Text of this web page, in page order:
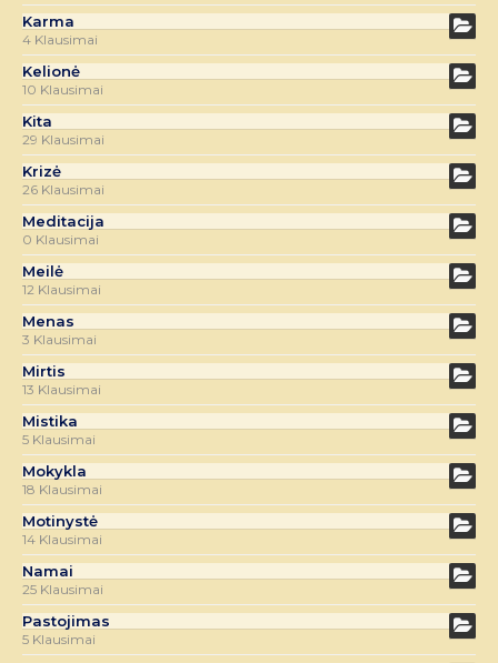
Karma
4 Klausimai
Kelionė
10 Klausimai
Kita
29 Klausimai
Krizė
26 Klausimai
Meditacija
0 Klausimai
Meilė
12 Klausimai
Menas
3 Klausimai
Mirtis
13 Klausimai
Mistika
5 Klausimai
Mokykla
18 Klausimai
Motinystė
14 Klausimai
Namai
25 Klausimai
Pastojimas
5 Klausimai